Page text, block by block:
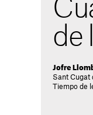
de
Jofre
Sant Cugat
Tiempo de